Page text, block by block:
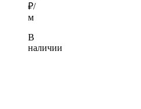
₽/
м
В
наличии